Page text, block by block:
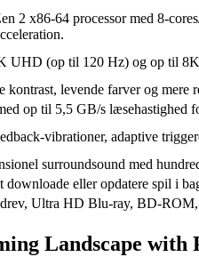
2 x86-64 processor med 8-
UHD (op til 120 Hz) og op til
kontrast, levende farver og
op til 5,5 GB/s læsehastighed
vibrationer, adaptive
surroundsound med
eller opdatere spil i
Ultra HD Blu-ray, BD-
Landscape with